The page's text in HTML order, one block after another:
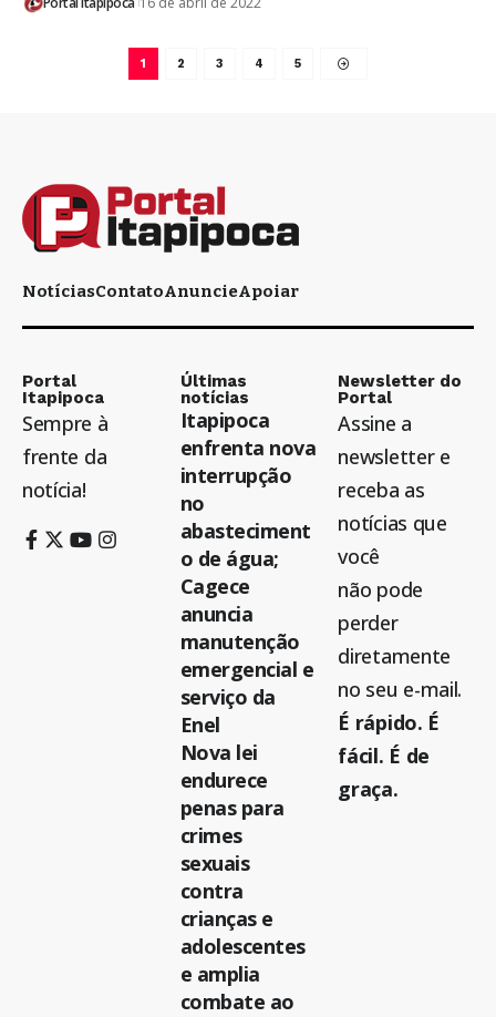
1 2 3 4 5
NotíciasContatoAnuncieApoiar
Portal
Itapipoca
Sempre à
frente da
notícia!
Últimas
notícias
Itapipoca
enfrenta nova
interrupção
no
abasteciment
o de água;
Cagece
anuncia
manutenção
emergencial e
serviço da
Enel
Nova lei
endurece
penas para
crimes
sexuais
contra
crianças e
adolescentes
e amplia
combate ao
Newsletter do
Portal
Assine a
newsletter e
receba as
notícias que
você
não pode
perder
diretamente
no seu e-mail.
É rápido. É
fácil. É de
graça.